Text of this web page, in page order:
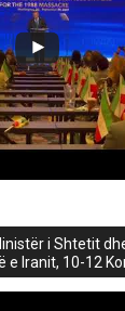
i Shtetit
e Iranit, 10-12